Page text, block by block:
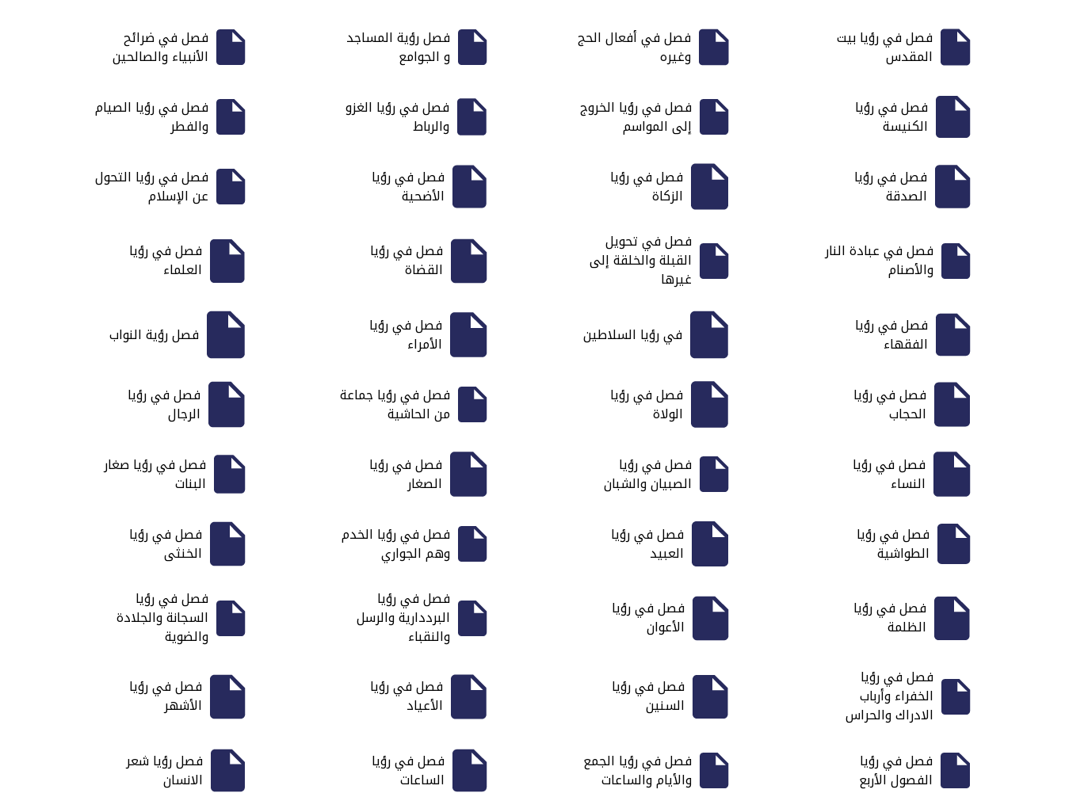
فصل في رؤيا بيت
المقدس
فصل في أفعال الحج
وغيره
فصل رؤية المساجد
و الجوامع
فصل في ضرائح
الأنبياء والصالحين
فصل في رؤيا
الكنيسة
فصل في رؤيا الخروج
إلى المواسم
فصل في رؤيا الغزو
والرباط
فصل في رؤيا الصيام
والفطر
فصل في رؤيا
الصدقة
فصل في رؤيا
الزكاة
فصل في رؤيا
الأضحية
فصل في رؤيا التحول
عن الإسلام
فصل في عبادة النار
والأصنام
فصل في تحويل
القبلة والخلقة إلى
غيرها
فصل في رؤيا
القضاة
فصل في رؤيا
العلماء
فصل في رؤيا
الفقهاء في رؤيا السلاطين فصل في رؤيا
الأمراء فصل رؤية النواب
فصل في رؤيا
الحجاب
فصل في رؤيا
الولاة
فصل في رؤيا جماعة
من الحاشية
فصل في رؤيا
الرجال
فصل في رؤيا
النساء
فصل في رؤيا
الصبيان والشبان
فصل في رؤيا
الصغار
فصل في رؤيا صغار
البنات
فصل في رؤيا
الطواشية
فصل في رؤيا
العبيد
فصل في رؤيا الخدم
وهم الجواري
فصل في رؤيا
الخنثى
فصل في رؤيا
الظلمة
فصل في رؤيا
الأعوان
فصل في رؤيا
البرددارية والرسل
والنقباء
فصل في رؤيا
السجانة والجلادة
والضوية
فصل في رؤيا
الخفراء وأرباب
الادراك والحراس
فصل في رؤيا
السنين
فصل في رؤيا
الأعياد
فصل في رؤيا
الأشهر
فصل في رؤيا
الفصول الأربع
فصل في رؤيا الجمع
والأيام والساعات
فصل في رؤيا
الساعات
فصل رؤيا شعر
الانسان